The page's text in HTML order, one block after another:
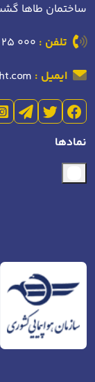
ساختمان طاها
تلفن : 000
ایمیل :
نمادها